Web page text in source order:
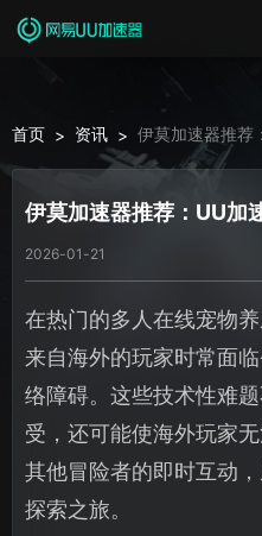
首页 > 资讯 > 伊莫加速器推荐
伊莫加速器推荐：UU加
2026-01-21
在热门的多人在线宠物
来自海外的玩家时常面
络障碍。这些技术性难
受，还可能使海外玩家
其他冒险者的即时互动
探索之旅。